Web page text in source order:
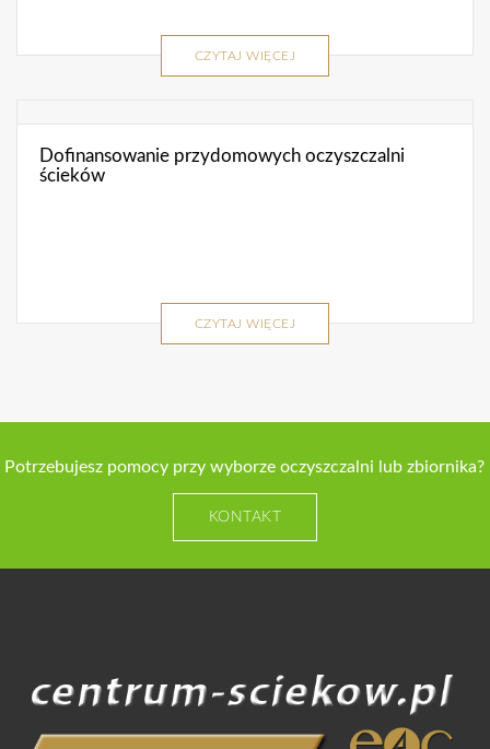
CZYTAJ WIĘCEJ
Dofinansowanie przydomowych oczyszczalni
ścieków
CZYTAJ WIĘCEJ
Potrzebujesz pomocy przy wyborze oczyszczalni lub zbiornika?
KONTAKT